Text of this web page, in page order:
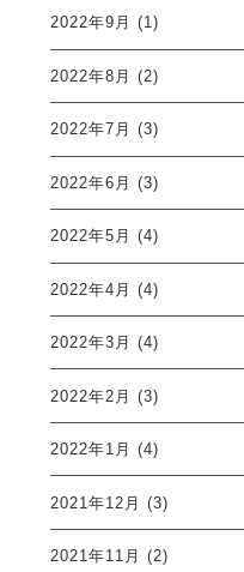
2022年9月 (1)
2022年8月 (2)
2022年7月 (3)
2022年6月 (3)
2022年5月 (4)
2022年4月 (4)
2022年3月 (4)
2022年2月 (3)
2022年1月 (4)
2021年12月 (3)
2021年11月 (2)